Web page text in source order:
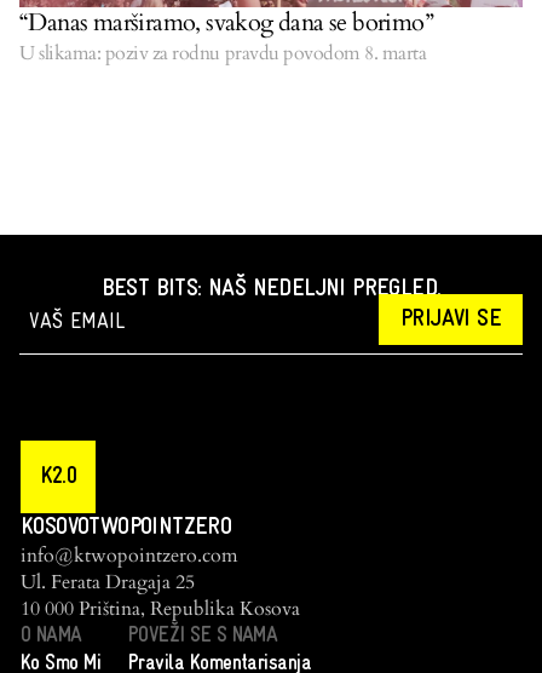
“Danas marširamo, svakog dana se borimo”
U slikama: poziv za rodnu pravdu povodom 8. marta
BEST BITS: NAŠ NEDELJNI PREGLED.
PRIJAVI SE
K2.0
KOSOVOTWOPOINTZERO
info@ktwopointzero.com
Ul. Ferata Dragaja 25
10 000 Priština, Republika Kosova
O NAMA
Ko Smo Mi
POVEŽI SE S NAMA
Pravila Komentarisanja